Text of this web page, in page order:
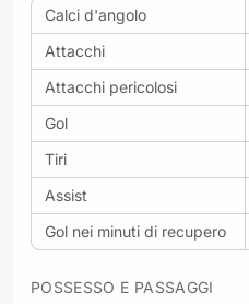
Calci d'angolo
Attacchi
Attacchi pericolosi
Gol
Tiri
Assist
Gol nei minuti di recupero
POSSESSO E PASSAGGI